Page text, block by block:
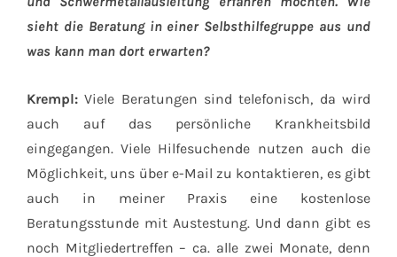
sieht die Beratung in einer Selbsthilfegruppe aus und
was kann man dort erwarten?
Krempl: Viele Beratungen sind telefonisch, da wird
auch auf das persönliche Krankheitsbild
eingegangen. Viele Hilfesuchende nutzen auch die
Möglichkeit, uns über e-Mail zu kontaktieren, es gibt
auch in meiner Praxis eine kostenlose
Beratungsstunde mit Austestung. Und dann gibt es
noch Mitgliedertreffen – ca. alle zwei Monate, denn